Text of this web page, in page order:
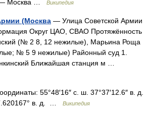
Москва … Википедия
(Москва — Улица Советской Армии
Округ ЦАО, СВАО Протяжённость
(№ 2 8, 12 нежилые), Марьина Роща
№ 5 9 нежилые) Районный суд 1.
Ближайшая станция м …
55°48′16″ с. ш. 37°37′12.6″ в. д.
в. д. …
Википедия